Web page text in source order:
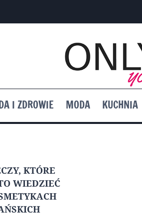
I ZDROWIE MODA KUCHNIA
KTÓRE
WIEDZIEĆ